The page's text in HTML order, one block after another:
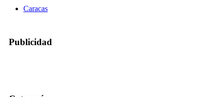
Caracas
Publicidad